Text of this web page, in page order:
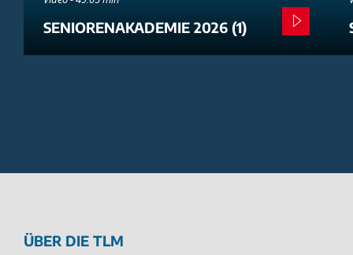
SENIORENAKADEMIE 2026 (1)
ÜBER DIE TLM